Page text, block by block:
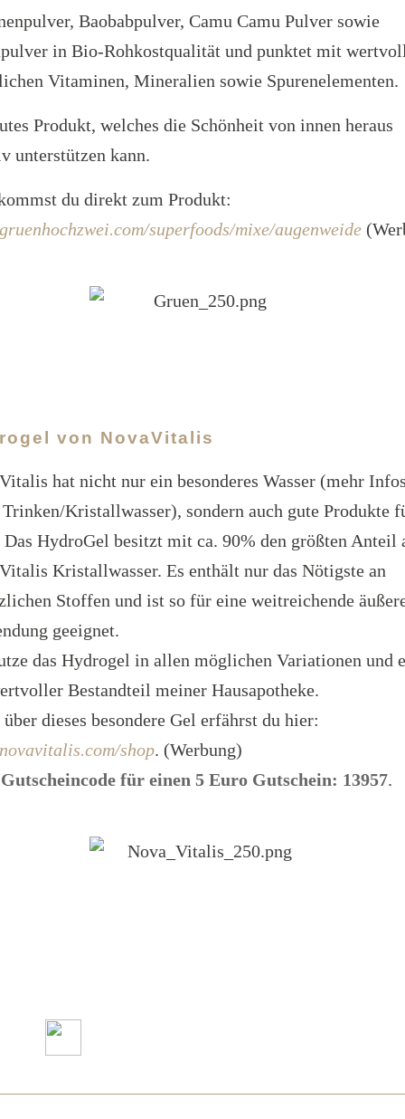
Baobabpulver, Camu Camu Pulver sowie
in Bio-Rohkostqualität und punktet mit
Vitaminen, Mineralien sowie Spurenelementen.
Produkt, welches die Schönheit von innen heraus
unterstützen kann.
du direkt zum Produkt:
superfoods/mixe/augenweide
von NovaVitalis
hat nicht nur ein besonderes Wasser (mehr
Kristallwasser), sondern auch gute Produkte
Das HydroGel besitzt mit ca. 90% den größten Anteil
Kristallwasser. Es enthält nur das Nötigste an
Stoffen und ist so für eine weitreichende
geeignet.
das Hydrogel in allen möglichen Variationen und
Bestandteil meiner Hausapotheke.
dieses besondere Gel erfährst du hier:
shop. (Werbung)
für einen 5 Euro Gutschein: 13957.